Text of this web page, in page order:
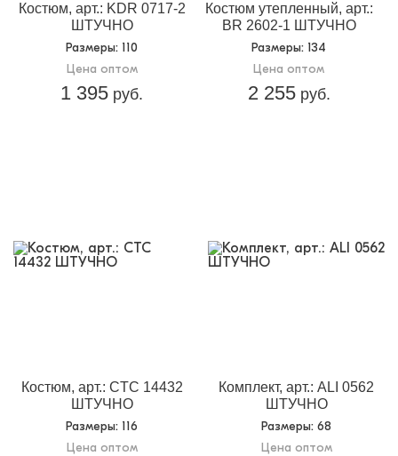
Костюм, арт.: KDR 0717-2
ШТУЧНО
Размеры: 110
Цена оптом
1 395 руб.
Костюм утепленный, арт.:
BR 2602-1 ШТУЧНО
Размеры: 134
Цена оптом
2 255руб.
Костюм, арт.: CTC 14432
ШТУЧНО
Размеры: 116
Цена оптом
Комплект, арт.: ALI 0562
ШТУЧНО
Размеры: 68
Цена оптом